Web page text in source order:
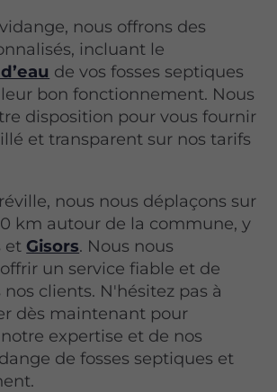
nous offrons des
incluant le
de vos fosses septiques
bon fonctionnement. Nous
disposition pour vous fournir
et transparent sur nos tarifs
nous nous déplaçons sur
km autour de la commune, y
et Gisors. Nous nous
un service fiable et de
clients. N'hésitez pas à
dès maintenant pour
expertise et de nos
de fosses septiques et